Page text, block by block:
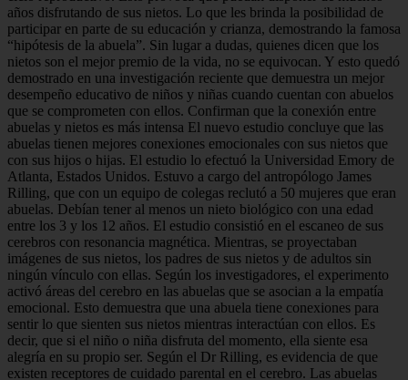
años disfrutando de sus nietos. Lo que les brinda la posibilidad de
participar en parte de su educación y crianza, demostrando la famosa
“hipótesis de la abuela”. Sin lugar a dudas, quienes dicen que los
nietos son el mejor premio de la vida, no se equivocan. Y esto quedó
demostrado en una investigación reciente que demuestra un mejor
desempeño educativo de niños y niñas cuando cuentan con abuelos
que se comprometen con ellos. Confirman que la conexión entre
abuelas y nietos es más intensa El nuevo estudio concluye que las
abuelas tienen mejores conexiones emocionales con sus nietos que
con sus hijos o hijas. El estudio lo efectuó la Universidad Emory de
Atlanta, Estados Unidos. Estuvo a cargo del antropólogo James
Rilling, que con un equipo de colegas reclutó a 50 mujeres que eran
abuelas. Debían tener al menos un nieto biológico con una edad
entre los 3 y los 12 años. El estudio consistió en el escaneo de sus
cerebros con resonancia magnética. Mientras, se proyectaban
imágenes de sus nietos, los padres de sus nietos y de adultos sin
ningún vínculo con ellas. Según los investigadores, el experimento
activó áreas del cerebro en las abuelas que se asocian a la empatía
emocional. Esto demuestra que una abuela tiene conexiones para
sentir lo que sienten sus nietos mientras interactúan con ellos. Es
decir, que si el niño o niña disfruta del momento, ella siente esa
alegría en su propio ser. Según el Dr Rilling, es evidencia de que
existen receptores de cuidado parental en el cerebro. Las abuelas